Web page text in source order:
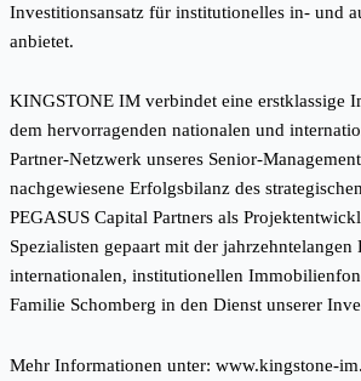
Investitionsansatz für institutionelles in- und
anbietet.
KINGSTONE IM verbindet eine erstklassige
dem hervorragenden nationalen und
Partner-Netzwerk unseres Senior-
nachgewiesene Erfolgsbilanz des
PEGASUS Capital Partners als
Spezialisten gepaart mit der jahrzehntelangen
internationalen, institutionellen
Familie Schomberg in den Dienst unserer
Mehr Informationen unter: www.kingstone-